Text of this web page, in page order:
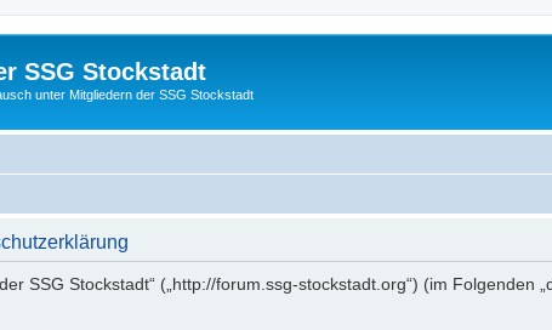
SSG Stockstadt
unter Mitgliedern der SSG Stockstadt
SSG Stockstadt“ („http://forum.ssg-stockstadt.org“) (im